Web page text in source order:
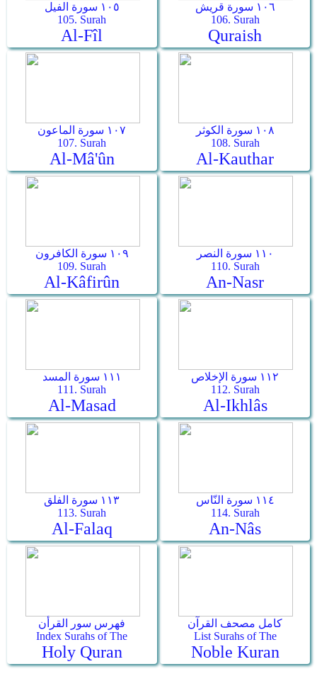
١٠٥ سورة الفيل
105. Surah
Al-Fîl
١٠٦ سورة قريش
106. Surah
Quraish
١٠٧ سورة الماعون
107. Surah
Al-Mâ'ûn
١٠٨ سورة الكوثر
108. Surah
Al-Kauthar
١٠٩ سورة الكافرون
109. Surah
Al-Kâfirûn
١١٠ سورة النصر
110. Surah
An-Nasr
١١١ سورة المسد
111. Surah
Al-Masad
١١٢ سورة الإخلاص
112. Surah
Al-Ikhlâs
١١٣ سورة الفلق
113. Surah
Al-Falaq
١١٤ سورة النّاس
114. Surah
An-Nâs
فهرس سور القرأن
Index Surahs of The
Holy Quran
كامل مصحف القرآن
List Surahs of The
Noble Kuran